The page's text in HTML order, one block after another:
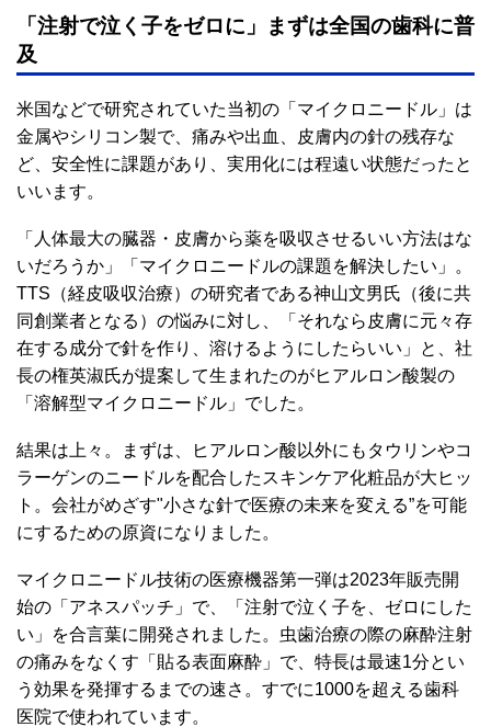
「注射で泣く子をゼロに」まずは全国の歯科に普
及
米国などで研究されていた当初の「マイクロニードル」は
金属やシリコン製で、痛みや出血、皮膚内の針の残存な
ど、安全性に課題があり、実用化には程遠い状態だったと
いいます。
「人体最大の臓器・皮膚から薬を吸収させるいい方法はな
いだろうか」「マイクロニードルの課題を解決したい」。
TTS（経皮吸収治療）の研究者である神山文男氏（後に共
同創業者となる）の悩みに対し、「それなら皮膚に元々存
在する成分で針を作り、溶けるようにしたらいい」と、社
長の権英淑氏が提案して生まれたのがヒアルロン酸製の
「溶解型マイクロニードル」でした。
結果は上々。まずは、ヒアルロン酸以外にもタウリンやコ
ラーゲンのニードルを配合したスキンケア化粧品が大ヒッ
ト。会社がめざす"小さな針で医療の未来を変える”を可能
にするための原資になりました。
マイクロニードル技術の医療機器第一弾は2023年販売開
始の「アネスパッチ」で、「注射で泣く子を、ゼロにした
い」を合言葉に開発されました。虫歯治療の際の麻酔注射
の痛みをなくす「貼る表面麻酔」で、特長は最速1分とい
う効果を発揮するまでの速さ。すでに1000を超える歯科
医院で使われています。